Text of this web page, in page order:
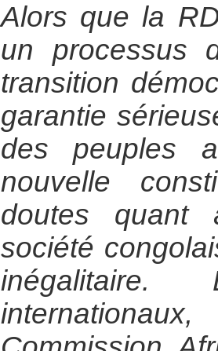
Alors que la
un processus
transition
garantie
des peuples
nouvelle
doutes quant
société
inégalitaire.